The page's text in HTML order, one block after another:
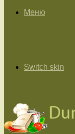
Меню
Switch skin